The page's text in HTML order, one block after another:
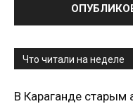
Что читали на неделе
В Караганде старым